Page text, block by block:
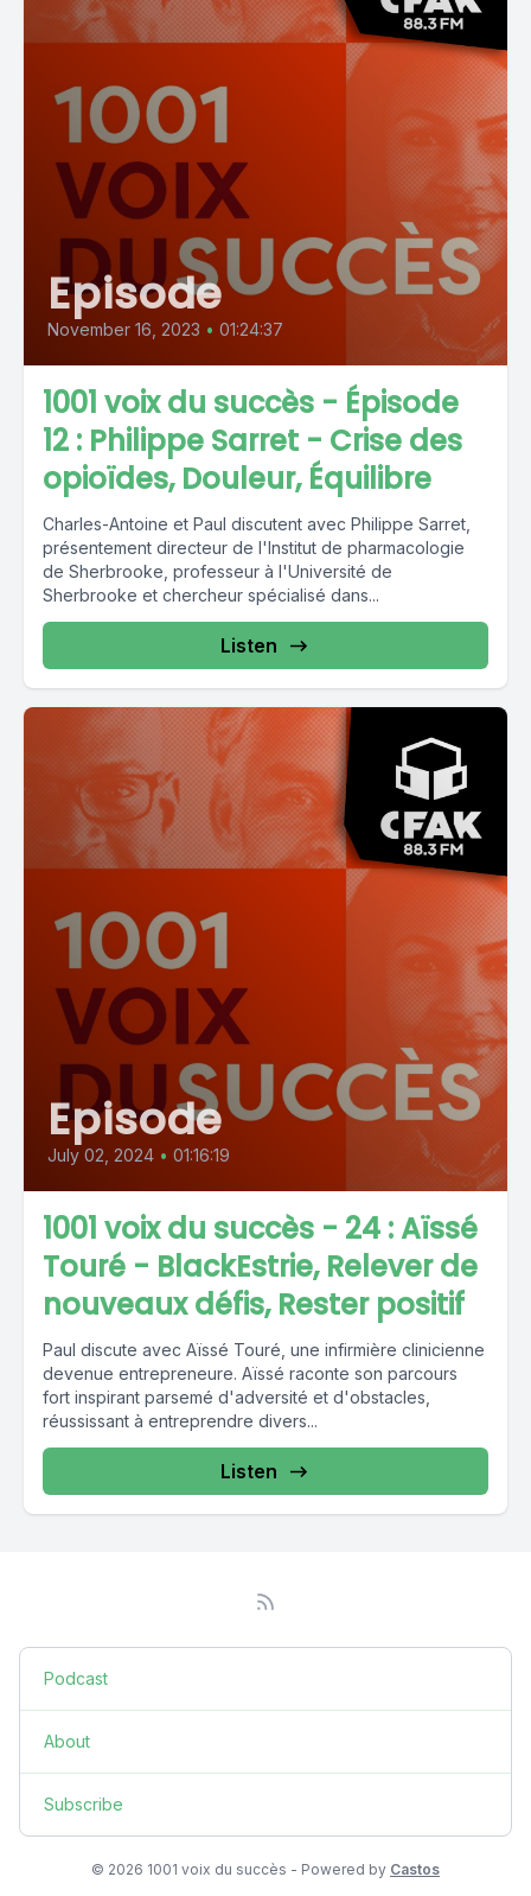
Episode
November 16, 2023 • 01:24:37
1001 voix du succès - Épisode
12 : Philippe Sarret - Crise des
opioïdes, Douleur, Équilibre
Charles-Antoine et Paul discutent avec Philippe Sarret,
présentement directeur de l'Institut de pharmacologie
de Sherbrooke, professeur à l'Université de
Sherbrooke et chercheur spécialisé dans...
Listen
Episode
July 02, 2024 • 01:16:19
1001 voix du succès - 24 : Aïssé
Touré - BlackEstrie, Relever de
nouveaux défis, Rester positif
Paul discute avec Aïssé Touré, une infirmière clinicienne
devenue entrepreneure. Aïssé raconte son parcours
fort inspirant parsemé d'adversité et d'obstacles,
réussissant à entreprendre divers...
Listen
Podcast
About
Subscribe
© 2026 1001 voix du succès - Powered by Castos